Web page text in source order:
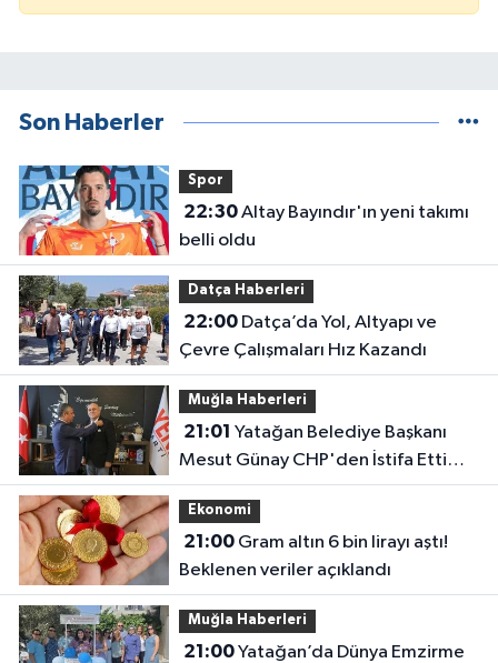
Son Haberler
Spor
22:30Altay Bayındır'ın yeni takımı
belli oldu
Datça Haberleri
22:00Datça’da Yol, Altyapı ve
Çevre Çalışmaları Hız Kazandı
Muğla Haberleri
21:01
Mesut Günay CHP'den İstifa Etti
Yeni Parti'ye Katıldı
Ekonomi
21:00Gram altın 6 bin lirayı aştı!
Beklenen veriler açıklandı
Muğla Haberleri
21:00Yatağan’da Dünya Emzirme